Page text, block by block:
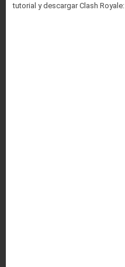
tutorial y descargar Clash Royale: